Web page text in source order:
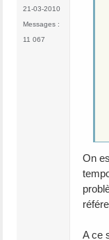
21-03-2010
Messages :
11 067
On
A ce